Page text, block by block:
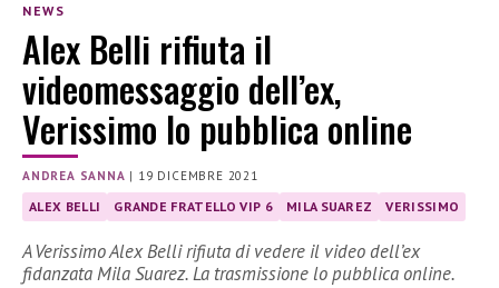
NEWS
Alex Belli rifiuta il
videomessaggio dell’ex,
Verissimo lo pubblica online
ANDREA SANNA | 19 DICEMBRE 2021
ALEX BELLI GRANDE FRATELLO VIP 6 MILA SUAREZ VERISSIMO
A Verissimo Alex Belli rifiuta di vedere il video dell’ex
fidanzata Mila Suarez. La trasmissione lo pubblica online.